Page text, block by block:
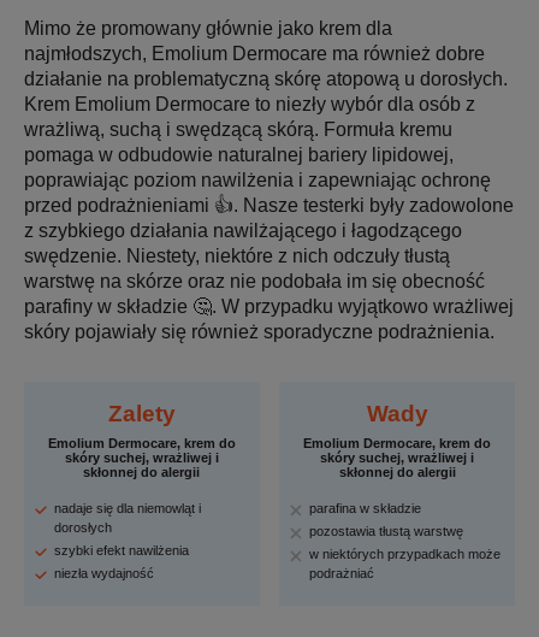
Mimo że promowany głównie jako krem dla
najmłodszych, Emolium Dermocare ma również dobre
działanie na problematyczną skórę atopową u dorosłych.
Krem Emolium Dermocare to niezły wybór dla osób z
wrażliwą, suchą i swędzącą skórą. Formuła kremu
pomaga w odbudowie naturalnej bariery lipidowej,
poprawiając poziom nawilżenia i zapewniając ochronę
przed podrażnieniami 👍. Nasze testerki były zadowolone
z szybkiego działania nawilżającego i łagodzącego
swędzenie. Niestety, niektóre z nich odczuły tłustą
warstwę na skórze oraz nie podobała im się obecność
parafiny w składzie 🤔. W przypadku wyjątkowo wrażliwej
skóry pojawiały się również sporadyczne podrażnienia.
Zalety
Emolium Dermocare, krem do
skóry suchej, wrażliwej i
skłonnej do alergii
nadaje się dla niemowląt i
dorosłych
szybki efekt nawilżenia
niezła wydajność
Wady
Emolium Dermocare, krem do
skóry suchej, wrażliwej i
skłonnej do alergii
parafina w składzie
pozostawia tłustą warstwę
w niektórych przypadkach może
podrażniać